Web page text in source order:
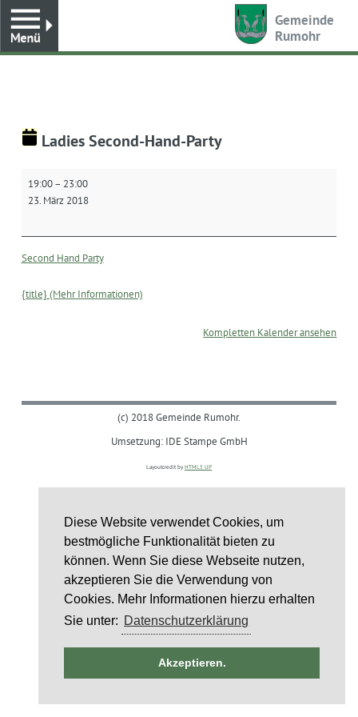
Diese Website verwendet Cookies, um
bestmögliche Funktionalität bieten zu
können. Wenn Sie diese Webseite nutzen,
akzeptieren Sie die Verwendung von
Cookies. Mehr Informationen hierzu erhalten
Sie unter: Datenschutzerklärung
Akzeptieren.
Gemeinde
Rumohr
Ladies Second-Hand-Party
19:00– 23:00
23. März 2018
Second Hand Party
{title} (Mehr Informationen)
Kompletten Kalender ansehen
(c) 2018 Gemeinde Rumohr.
Umsetzung: IDE Stampe GmbH
Layoutcredit by HTML5 UP